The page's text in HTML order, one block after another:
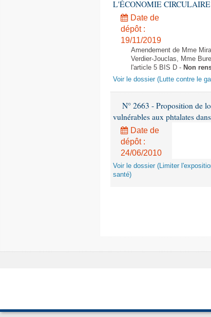
L'ÉCONOMIE CIRCULAIRE
Date de
dépôt :
19/11/2019
Amendement de Mme
Verdier-Jouclas, Mme
l'article 5 BIS D - Non
Voir le dossier (Lutte contre le
N° 2663 - Proposition de
vulnérables aux phtalates
Date de
dépôt :
24/06/2010
Voir le dossier (Limiter
santé)